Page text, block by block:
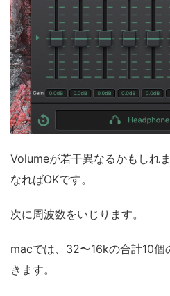
Volumeが若干異なるかもしれ
なればOKです。
次に周波数をいじります。
macでは、32〜16kの合計10個
きます。